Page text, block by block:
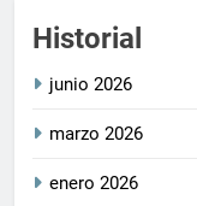
Historial
junio 2026
marzo 2026
enero 2026